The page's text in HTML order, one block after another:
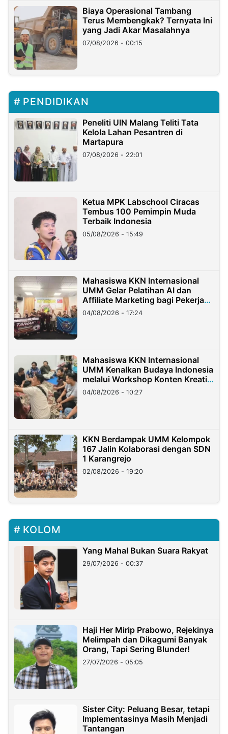
Biaya Operasional Tambang
Terus Membengkak? Ternyata Ini
yang Jadi Akar Masalahnya
07/08/2026 - 00:15
PENDIDIKAN
Peneliti UIN Malang Teliti Tata
Kelola Lahan Pesantren di
Martapura
07/08/2026 - 22:01
Ketua MPK Labschool Ciracas
Tembus 100 Pemimpin Muda
Terbaik Indonesia
05/08/2026 - 15:49
Mahasiswa KKN Internasional
UMM Gelar Pelatihan AI dan
Affiliate Marketing bagi Pekerja
Migran Indonesia di Taiwan
04/08/2026 - 17:24
Mahasiswa KKN Internasional
UMM Kenalkan Budaya Indonesia
melalui Workshop Konten Kreatif
di Taiwan
04/08/2026 - 10:27
KKN Berdampak UMM Kelompok
167 Jalin Kolaborasi dengan SDN
1 Karangrejo
02/08/2026 - 19:20
KOLOM
Yang Mahal Bukan Suara Rakyat
29/07/2026 - 00:37
Haji Her Mirip Prabowo, Rejekinya
Melimpah dan Dikagumi Banyak
Orang, Tapi Sering Blunder!
27/07/2026 - 05:05
Sister City: Peluang Besar, tetapi
Implementasinya Masih Menjadi
Tantangan